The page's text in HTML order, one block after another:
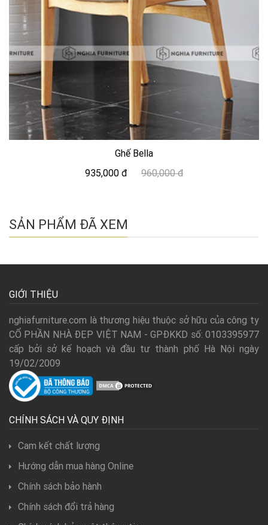
Ghế Bella
935,000 đ
960,000 đ
SẢN PHẨM ĐÃ XEM
GIỚI THIỆU
nghiafurniture.com là thương hiệu thuộc sở hữu của công ty
CỔ PHẦN NHÀ ĐẸP VIỆT NAM - GPĐKKD số: 0103395977
cấp bởi sở kế hoạch và đầu tư thành phố Hà Nội ngày
19/02/2009
CHÍNH SÁCH VÀ QUY ĐỊNH
Cam kết chất lượng
Hướng dẫn mua hàng Online
Chính sách bảo hành
Chính sách đổi trả hàng